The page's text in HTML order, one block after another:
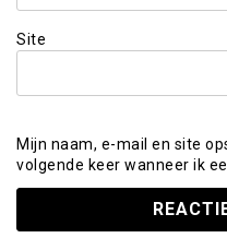
Site
Mijn naam, e-mail en site
volgende keer wanneer ik